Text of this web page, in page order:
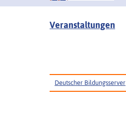
Veranstaltungen
Deutscher Bildungsserver